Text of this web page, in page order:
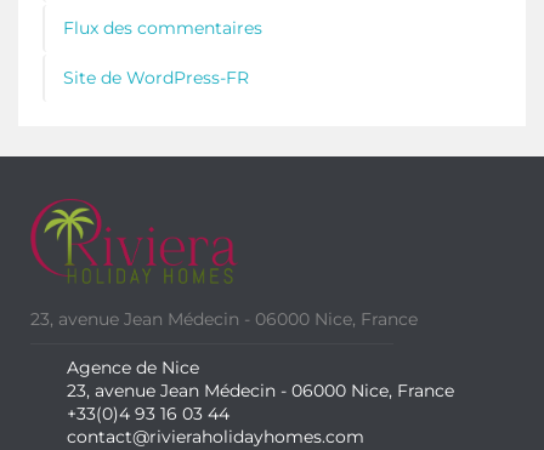
Flux des commentaires
Site de WordPress-FR
23, avenue Jean Médecin - 06000 Nice, France
Agence de Nice
23, avenue Jean Médecin - 06000 Nice, France
+33(0)4 93 16 03 44
contact@rivieraholidayhomes.com